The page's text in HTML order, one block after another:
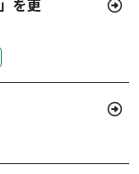
を更